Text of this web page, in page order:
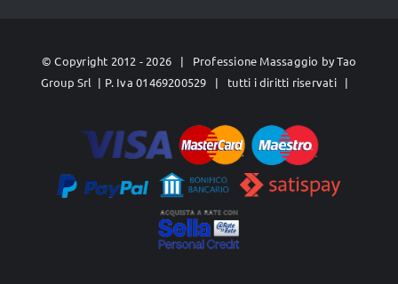
© Copyright 2012 - 2026 | Professione Massaggio byTao
Group Srl | P. Iva 01469200529 | tutti i diritti riservati |